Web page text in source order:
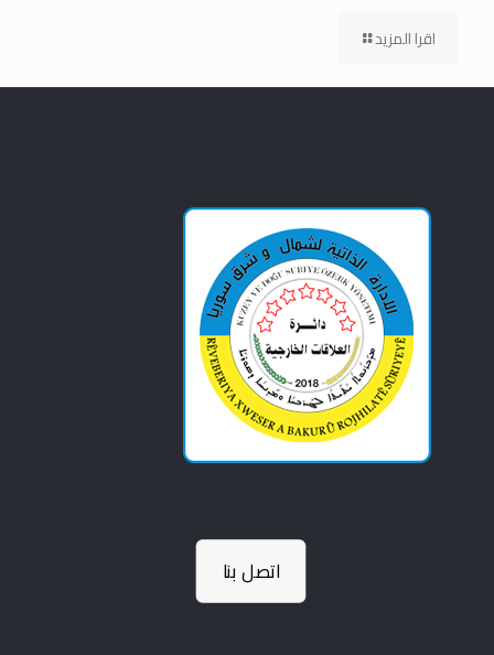
اقرا المزيد
اتصل بنا